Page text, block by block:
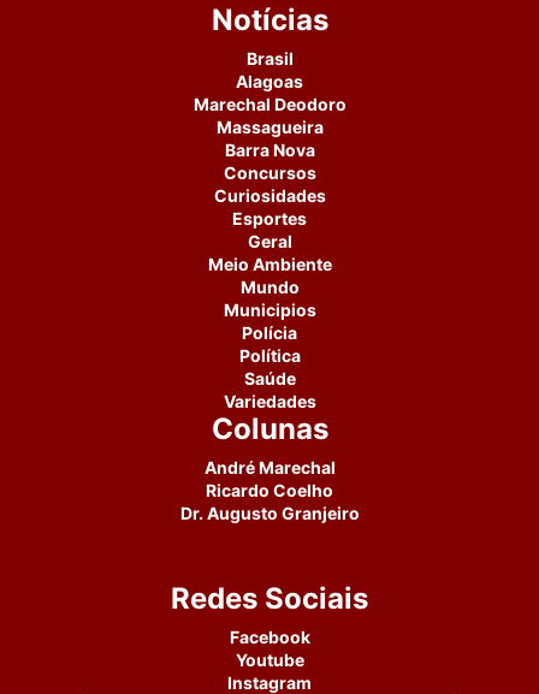
Notícias
Brasil
Alagoas
Marechal Deodoro
Massagueira
Barra Nova
Concursos
Curiosidades
Esportes
Geral
Meio Ambiente
Mundo
Municipios
Polícia
Política
Saúde
Variedades
Colunas
André Marechal
Ricardo Coelho
Dr. Augusto Granjeiro
Redes Sociais
Facebook
Youtube
Instagram